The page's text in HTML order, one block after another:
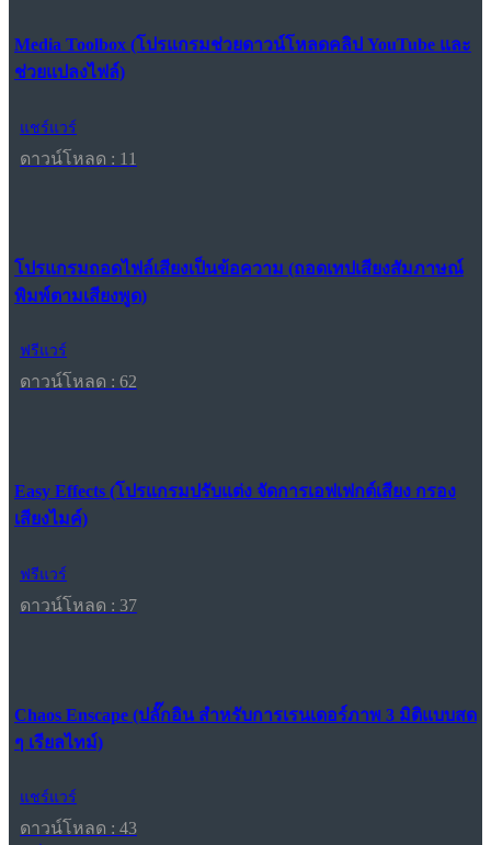
Media Toolbox (โปรแกรมช่วยดาวน์โหลดคลิป YouTube และ
ช่วยแปลงไฟล์)
แชร์แวร์
ดาวน์โหลด : 11
โปรแกรมถอดไฟล์เสียงเป็นข้อความ (ถอดเทปเสียงสัมภาษณ์
พิมพ์ตามเสียงพูด)
ฟรีแวร์
ดาวน์โหลด : 62
Easy Effects (โปรแกรมปรับแต่ง จัดการเอฟเฟกต์เสียง กรอง
เสียงไมค์)
ฟรีแวร์
ดาวน์โหลด : 37
Chaos Enscape (ปลั๊กอิน สำหรับการเรนเดอร์ภาพ 3 มิติแบบสด
ๆ เรียลไทม์)
แชร์แวร์
ดาวน์โหลด : 43